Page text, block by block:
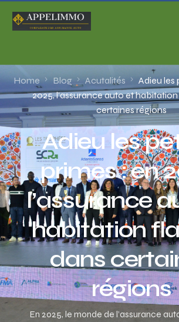
Home Blog Acutalités
Adieu les
2025, l’assurance auto et
certaines régions
Adieu les
primes : en
l’assurance
habitation
dans
régions
En 2025, le monde de l’assurance